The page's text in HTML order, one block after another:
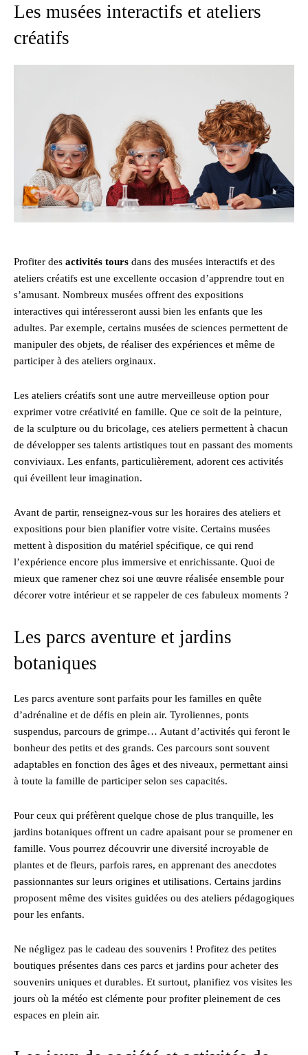
Les musées interactifs et ateliers
créatifs
Profiter des activités tours dans des musées interactifs et des
ateliers créatifs est une excellente occasion d’apprendre tout en
s’amusant. Nombreux musées offrent des expositions
interactives qui intéresseront aussi bien les enfants que les
adultes. Par exemple, certains musées de sciences permettent de
manipuler des objets, de réaliser des expériences et même de
participer à des ateliers orginaux.
Les ateliers créatifs sont une autre merveilleuse option pour
exprimer votre créativité en famille. Que ce soit de la peinture,
de la sculpture ou du bricolage, ces ateliers permettent à chacun
de développer ses talents artistiques tout en passant des moments
conviviaux. Les enfants, particulièrement, adorent ces activités
qui éveillent leur imagination.
Avant de partir, renseignez-vous sur les horaires des ateliers et
expositions pour bien planifier votre visite. Certains musées
mettent à disposition du matériel spécifique, ce qui rend
l’expérience encore plus immersive et enrichissante. Quoi de
mieux que ramener chez soi une œuvre réalisée ensemble pour
décorer votre intérieur et se rappeler de ces fabuleux moments ?
Les parcs aventure et jardins
botaniques
Les parcs aventure sont parfaits pour les familles en quête
d’adrénaline et de défis en plein air. Tyroliennes, ponts
suspendus, parcours de grimpe… Autant d’activités qui feront le
bonheur des petits et des grands. Ces parcours sont souvent
adaptables en fonction des âges et des niveaux, permettant ainsi
à toute la famille de participer selon ses capacités.
Pour ceux qui préfèrent quelque chose de plus tranquille, les
jardins botaniques offrent un cadre apaisant pour se promener en
famille. Vous pourrez découvrir une diversité incroyable de
plantes et de fleurs, parfois rares, en apprenant des anecdotes
passionnantes sur leurs origines et utilisations. Certains jardins
proposent même des visites guidées ou des ateliers pédagogiques
pour les enfants.
Ne négligez pas le cadeau des souvenirs ! Profitez des petites
boutiques présentes dans ces parcs et jardins pour acheter des
souvenirs uniques et durables. Et surtout, planifiez vos visites les
jours où la météo est clémente pour profiter pleinement de ces
espaces en plein air.